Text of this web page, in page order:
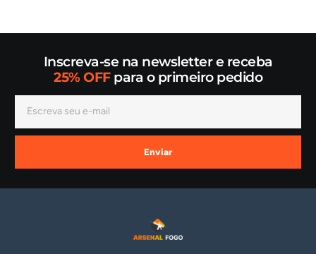
Inscreva-se na newsletter e receba
25% OFFpara o primeiro pedido
Enviar